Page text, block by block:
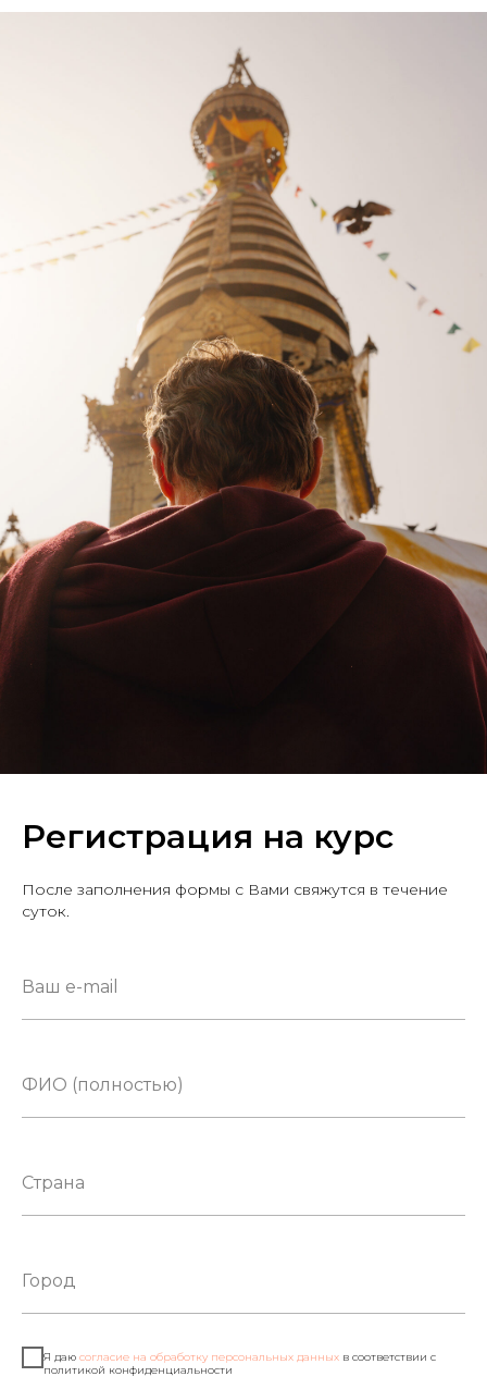
Регистрация на курс
После заполнения формы с Вами свяжутся в течение
суток.
Я даю согласие на обработку персональных данных в соответствии с
политикой конфиденциальности